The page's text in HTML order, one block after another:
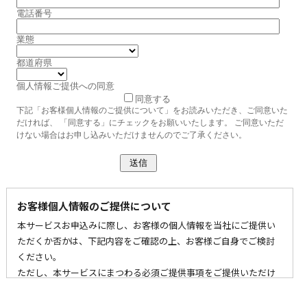
電話番号
業態
都道府県
個人情報ご提供への同意
同意する
下記「お客様個人情報のご提供について」をお読みいただき、ご同意いた
だければ、 「同意する」にチェックをお願いいたします。 ご同意いただ
けない場合はお申し込みいただけませんのでご了承ください。
お客様個人情報のご提供について
本サービスお申込みに際し、お客様の個人情報を当社にご提供い
ただくか否かは、下記内容をご確認の上、お客様ご自身でご検討
ください。
ただし、本サービスにまつわる必須ご提供事項をご提供いただけ